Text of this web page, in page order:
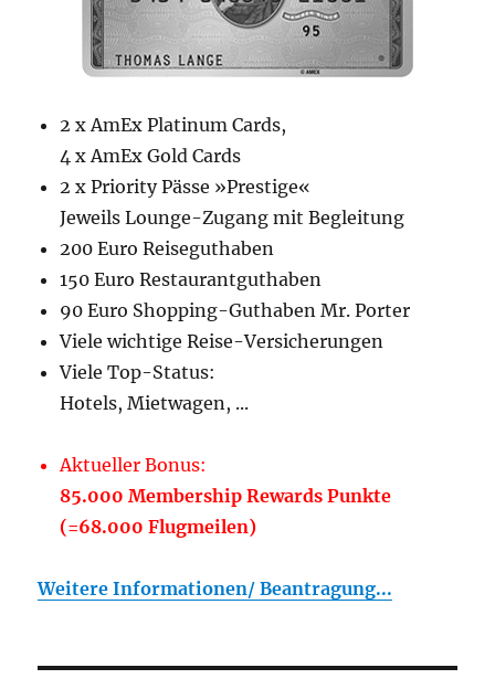
2 x AmEx Platinum Cards,
4 x AmEx Gold Cards
2 x Priority Pässe »Prestige«
Jeweils Lounge-Zugang mit Begleitung
200 Euro Reiseguthaben
150 Euro Restaurantguthaben
90 Euro Shopping-Guthaben Mr. Porter
Viele wichtige Reise-Versicherungen
Viele Top-Status:
Hotels, Mietwagen, ...
Aktueller Bonus:
85.000 Membership Rewards Punkte
(=68.000 Flugmeilen)
Weitere Informationen/ Beantragung...